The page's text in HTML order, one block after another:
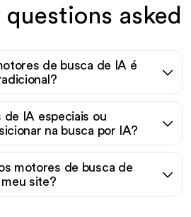
asked
de busca de IA é
de IA especiais ou
na busca por IA?
motores de busca de
site?